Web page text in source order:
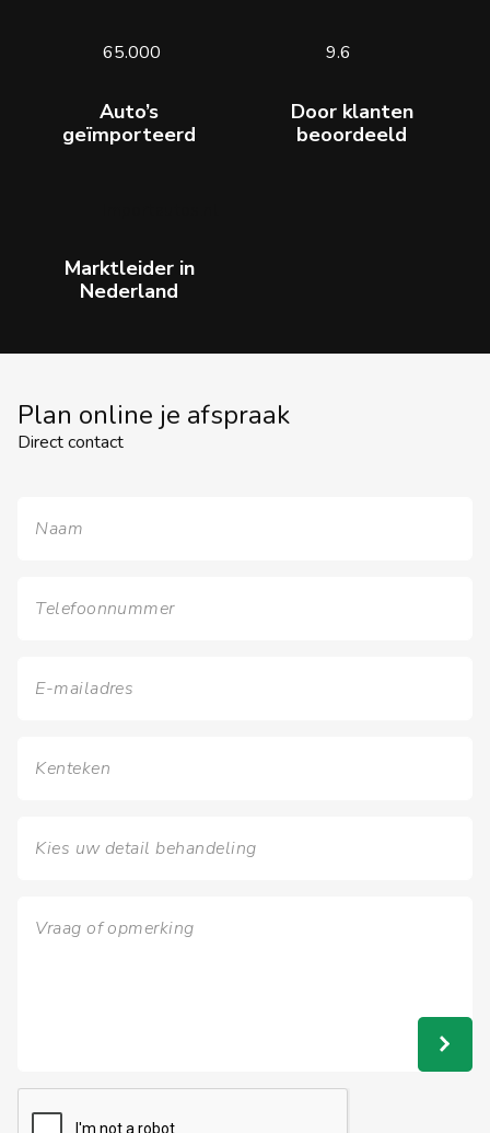
65.000
Auto’s
geïmporteerd
9.6
Door klanten
beoordeeld
Marktleider in
Nederland
Plan online je afspraak
Direct contact